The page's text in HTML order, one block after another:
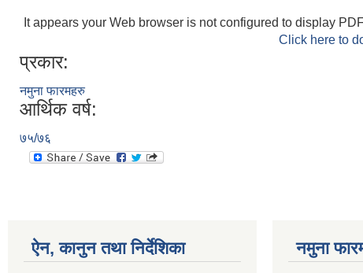
It appears your Web browser is not configured to display
Click here to
प्रकार:
नमुना फारमहरु
आर्थिक वर्ष:
७५/७६
ऐन, कानुन तथा निर्देशिका नमुना